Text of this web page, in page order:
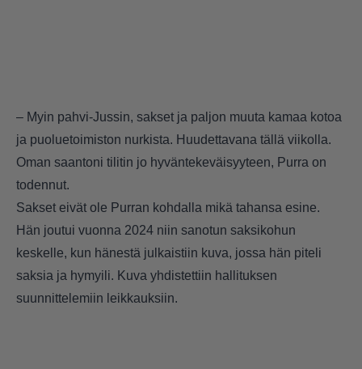
– Myin pahvi-Jussin, sakset ja paljon muuta kamaa kotoa
ja puoluetoimiston nurkista. Huudettavana tällä viikolla.
Oman saantoni tilitin jo hyväntekeväisyyteen, Purra on
todennut.
Sakset eivät ole Purran kohdalla mikä tahansa esine.
Hän joutui vuonna 2024 niin sanotun saksikohun
keskelle, kun hänestä julkaistiin kuva, jossa hän piteli
saksia ja hymyili. Kuva yhdistettiin hallituksen
suunnittelemiin leikkauksiin.